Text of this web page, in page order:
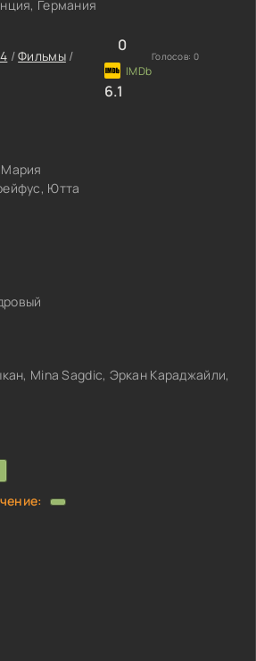
Германия
/Фильмы/
Ютта
0
Голосов: 0
6.1
Mina Sagdic, Эркан Караджайли,